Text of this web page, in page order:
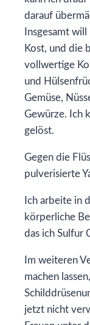
darauf
Insgesamt
Kost, und die
vollwertige
und
Gemüse,
Gewürze. Ich
gelöst.
Gegen die
pulverisierte
Ich arbeite in
körperliche
das ich Sulfur
Im weiteren
machen
jetzt nicht